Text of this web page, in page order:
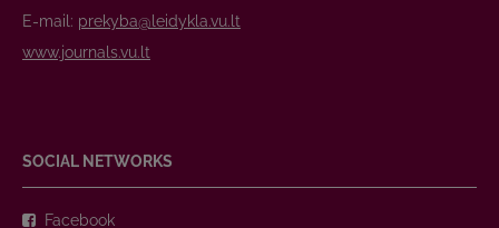
E-mail: prekyba@leidykla.vu.lt
www.journals.vu.lt
SOCIAL NETWORKS
Facebook